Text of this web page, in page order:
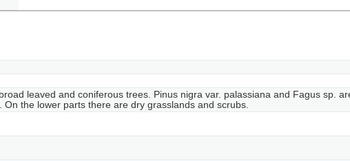
leaved and coniferous trees. Pinus nigra var. palassiana and Fagus sp.
the lower parts there are dry grasslands and scrubs.